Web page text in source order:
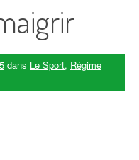
dans Le Sport, Régime